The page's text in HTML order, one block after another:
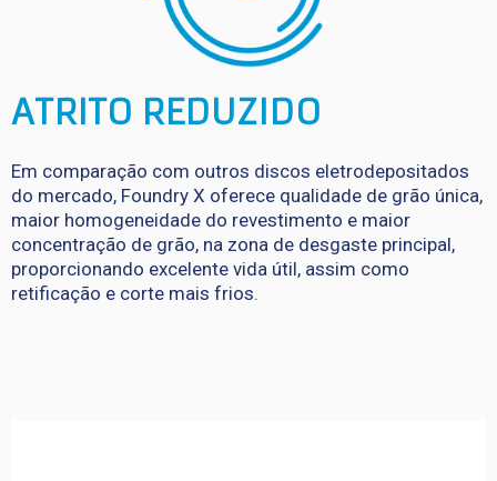
ATRITO REDUZIDO
Em comparação com outros discos eletrodepositados
do mercado, Foundry X oferece qualidade de grão única,
maior homogeneidade do revestimento e maior
concentração de grão, na zona de desgaste principal,
proporcionando excelente vida útil, assim como
retificação e corte mais frios.